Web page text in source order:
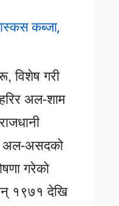
कब्जा,
विशेष गरी
अल-शाम
अल-असदको
गरेको
१९७१ देखि